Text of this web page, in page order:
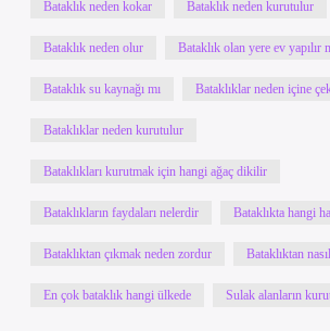
Bataklık neden kokar Bataklık neden kurutulur
Bataklık neden olur Bataklık olan yere ev yapılır
Bataklık su kaynağı mı Bataklıklar neden içine
Bataklıklar neden kurutulur
Bataklıkları kurutmak için hangi ağaç dikilir
Bataklıkların faydaları nelerdir Bataklıkta hangi
Bataklıktan çıkmak neden zordur Bataklıktan
En çok bataklık hangi ülkede Sulak alanların